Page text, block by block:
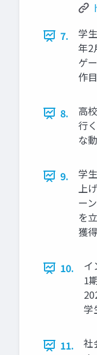
7.
学
年2
ゲ
作
8.
高
行
な
9.
学
上
ー
を
獲
10.
イ
1
学
11.
社